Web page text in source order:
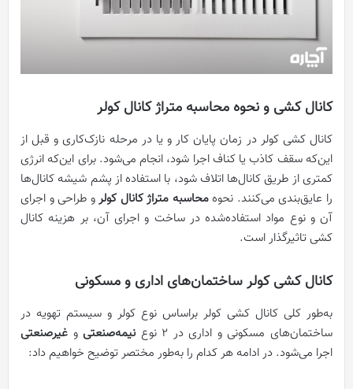
کانال کشی و نحوه محاسبه متراژ کانال کولر
کانال کشی کولر در زمان پایان کار و یا در مرحله نازک‌کاری و قبل از
این‌که سقف کاذب یا کناف اجرا شود، انجام می‌شود. برای این‌که انرژی
کمتری از طریق کانال‌ها اتلاف شود، با استفاده از پشم شیشه کانال‌ها
را عایق‌بندی می‌کنند. نحوهمحاسبه متراژ کانال کولرو طراحی و اجرای
آن و نوع مواد استفاده‌شده در ساخت و اجرای آن، بر هزینه کانال
کشی تاثیرگذار است.
کانال کشی کولر ساختمان‌های اداری و مسکونی
به‌طور کلی کانال کشی کولر براساس نوع کولر و سیستم تهویه در
ساختمان‌های مسکونی و اداری در 2 نوع
نیمه‌صنعتیو غیرصنعتی
اجرا می‌شود. در ادامه هر کدام را به‌طور مختصر توضیح خواهیم داد: